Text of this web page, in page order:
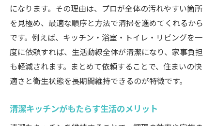
になります。その理由は、プロが全体の汚れやすい箇所
を見極め、最適な順序と方法で清掃を進めてくれるから
です。例えば、キッチン・浴室・トイレ・リビングを一
度に依頼すれば、生活動線全体が清潔になり、家事負担
も軽減されます。まとめて依頼することで、住まいの快
適さと衛生状態を長期間維持できるのが特徴です。
清潔キッチンがもたらす生活のメリット